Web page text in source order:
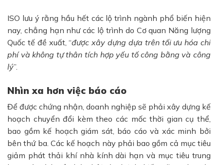
ISO lưu ý rằng hầu hết các lộ trình ngành phổ biến hiện
nay, chẳng hạn như các lộ trình do Cơ quan Năng lượng
Quốc tếđề xuất, “được xây dựng dựa trên tối ưu hóa chi
phí và không tự thân tích hợp yếu tố công bằng và công
lý”.
Nhìn xa hơn việc báo cáo
Để được chứng nhận, doanh nghiệp sẽ phải xây dựng kế
hoạch chuyển đổi kèm theo các mốc thời gian cụ thể,
bao gồm kế hoạch giám sát, báo cáo và xác minh bởi
bên thứ ba. Các kế hoạch này phải bao gồm cả mục tiêu
giảm phát thải khí nhà kính dài hạn và mục tiêu trung